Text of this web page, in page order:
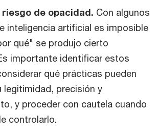
de opacidad. Con algunos
inteligencia artificial es imposible
qué" se produjo cierto
importante identificar estos
qué prácticas pueden
legitimidad, precisión y
y proceder con cautela cuando
controlarlo.